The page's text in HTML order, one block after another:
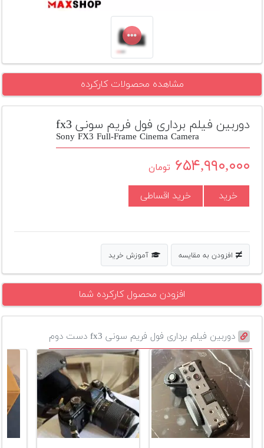
افزودن
دست
دوم
لیست
قیمت
بله
مشاهده محصولات کارکرده
دوربین فیلم برداری فول فریم سونی fx3
Sony FX3 Full-Frame Cinema Camera
۶۵۴,۹۹۰,۰۰۰ تومان
خرید خرید اقساطی
افزودن به مقایسه آموزش خرید
افزودن محصول کارکرده شما
دوربین فیلم برداری فول فریم سونی fx3 دست دوم